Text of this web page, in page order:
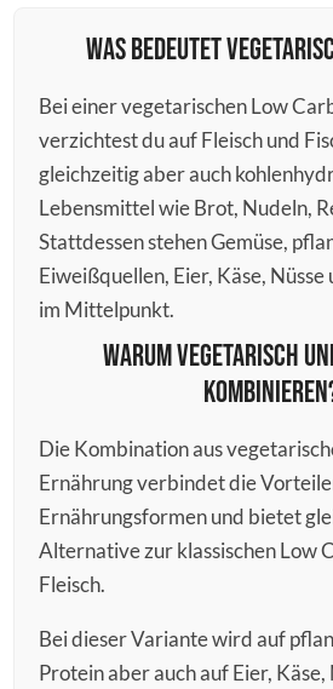
Was bedeutet
Bei einer vegetarischen Low
verzichtest du auf Fleisch und
gleichzeitig aber auch
Lebensmittel wie Brot, Nudeln,
Stattdessen stehen Gemüse,
Eiweißquellen, Eier, Käse, Nüsse
im Mittelpunkt.
Warum vegetarisch
Die Kombination aus
Ernährung verbindet die
Ernährungsformen und bietet
Alternative zur klassischen Low
Fleisch.
Bei dieser Variante wird auf
Protein aber auch auf Eier,